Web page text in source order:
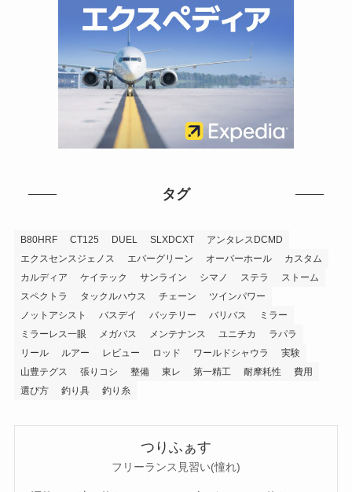
タグ
B80HRF CT125 DUEL SLXDCXT
アンタレスDCMD
エクスセンスジェノス
エバーグリーン オーバーホール
カスタム
カルディア
ケイテック サンライン シマノ ステラ
ストーム
スペクトラ
タックルハウス チェーン
ツインパワー
ノットアシスト
バスデイ バッテリー バリバス
ミラー
ミラーレス一眼
メガバス メンテナンス ユニチカ
ラパラ
リール
ルアー レビュー ロッド ワールドシャウラ
実験
山豊テグス
張りコシ 整備 東レ 第一精工 耐摩耗性
費用
選び方
釣り具 釣り糸
つりふぁす
フリーランス見習い(憧れ)